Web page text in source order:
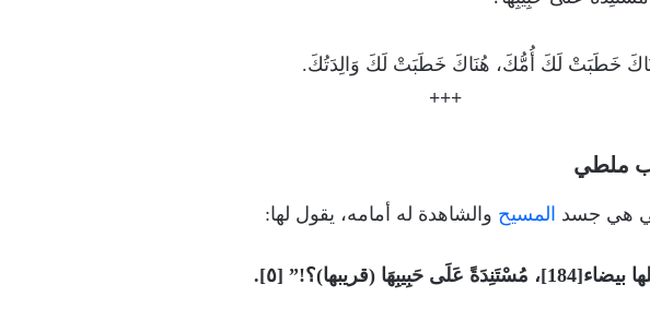
خَطَبَتْ لَكَ أُمُّكَ، هُنَاكَ خَطَبَتْ لَكَ وَالِدَتُكَ.
+++
ملطي
هي جسد المسيح والشاهدة له أمامه، يقول لها:
(قريبها)؟!” [٥].